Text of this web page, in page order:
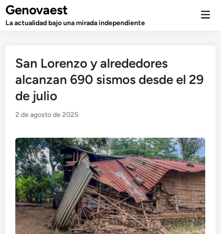
Saltar
contenido
Genovaest
La actualidad bajo una mirada independiente
San Lorenzo y alrededores
alcanzan 690 sismos desde el 29
de julio
2 de agosto de 2025